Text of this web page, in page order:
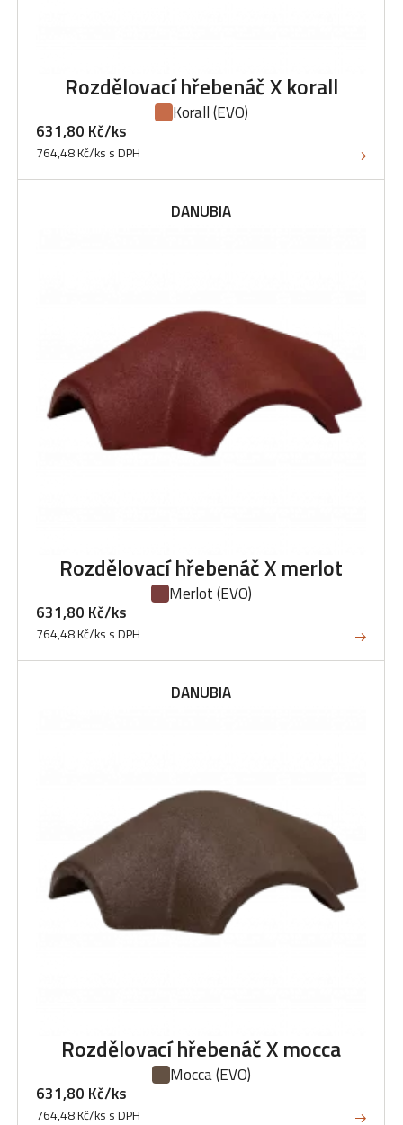
Rozdělovací hřebenáč X korall
Korall(EVO)
631,80 Kč/ks
764,48 Kč/ks s DPH
DANUBIA
Rozdělovací hřebenáč X merlot
Merlot(EVO)
631,80 Kč/ks
764,48 Kč/ks s DPH
DANUBIA
Rozdělovací hřebenáč X mocca
Mocca(EVO)
631,80 Kč/ks
764,48 Kč/ks s DPH